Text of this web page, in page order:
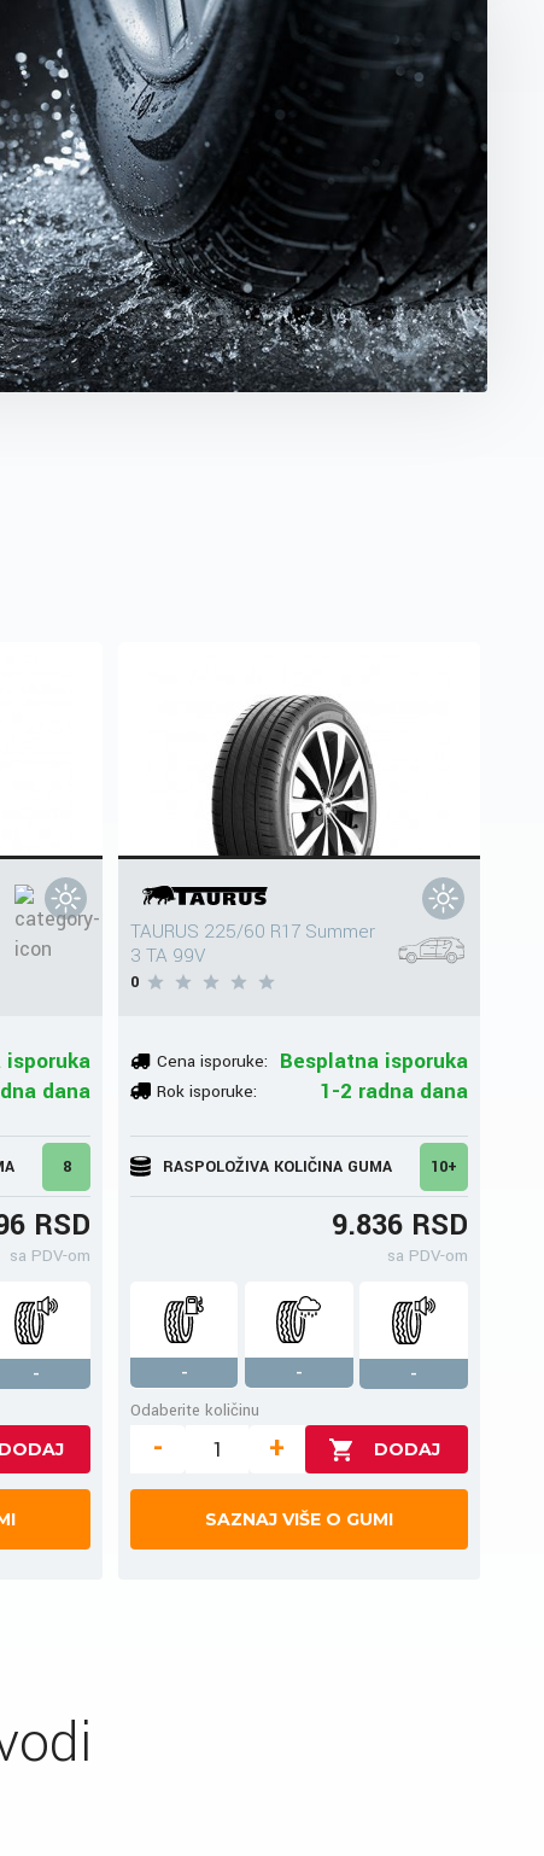
isporuka
dana
8
RSD
sa PDV-om
-
TAURUS 225/60 R17 Summer
3 TA 99V
0
Cena isporuke: Besplatna isporuka
Rok isporuke: 1-2 radna dana
RASPOLOŽIVA KOLIČINA GUMA 10+
9.836 RSD
sa PDV-om
- -
-
Odaberite količinu
- +
SAZNAJ VIŠE O GUMI